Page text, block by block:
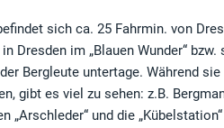
sich ca. 25 Fahrmin. von
Dresden im „Blauen Wunder“
Bergleute untertage. Während
gibt es viel zu sehen: z.B.
„Arschleder“ und die